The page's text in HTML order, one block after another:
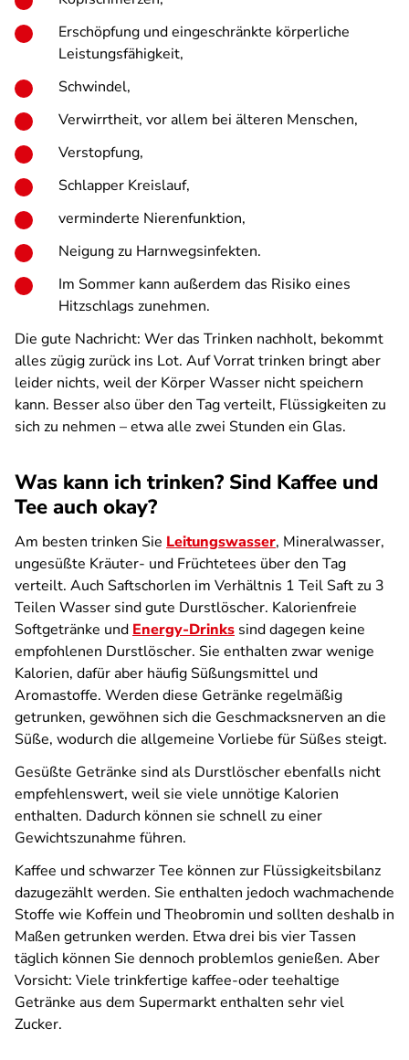
Erschöpfung und eingeschränkte körperliche
Leistungsfähigkeit,
Schwindel,
Verwirrtheit, vor allem bei älteren Menschen,
Verstopfung,
Schlapper Kreislauf,
verminderte Nierenfunktion,
Neigung zu Harnwegsinfekten.
Im Sommer kann außerdem das Risiko eines
Hitzschlags zunehmen.
Die gute Nachricht: Wer das Trinken nachholt, bekommt
alles zügig zurück ins Lot. Auf Vorrat trinken bringt aber
leider nichts, weil der Körper Wasser nicht speichern
kann. Besser also über den Tag verteilt, Flüssigkeiten zu
sich zu nehmen – etwa alle zwei Stunden ein Glas.
Was kann ich trinken? Sind Kaffee und
Tee auch okay?
Am besten trinken Sie Leitungswasser, Mineralwasser,
ungesüßte Kräuter- und Früchtetees über den Tag
verteilt. Auch Saftschorlen im Verhältnis 1 Teil Saft zu 3
Teilen Wasser sind gute Durstlöscher. Kalorienfreie
Softgetränke und Energy-Drinks sind dagegen keine
empfohlenen Durstlöscher. Sie enthalten zwar wenige
Kalorien, dafür aber häufig Süßungsmittel und
Aromastoffe. Werden diese Getränke regelmäßig
getrunken, gewöhnen sich die Geschmacksnerven an die
Süße, wodurch die allgemeine Vorliebe für Süßes steigt.
Gesüßte Getränke sind als Durstlöscher ebenfalls nicht
empfehlenswert, weil sie viele unnötige Kalorien
enthalten. Dadurch können sie schnell zu einer
Gewichtszunahme führen.
Kaffee und schwarzer Tee können zur Flüssigkeitsbilanz
dazugezählt werden. Sie enthalten jedoch wachmachende
Stoffe wie Koffein und Theobromin und sollten deshalb in
Maßen getrunken werden. Etwa drei bis vier Tassen
täglich können Sie dennoch problemlos genießen. Aber
Vorsicht: Viele trinkfertige kaffee-oder teehaltige
Getränke aus dem Supermarkt enthalten sehr viel
Zucker.